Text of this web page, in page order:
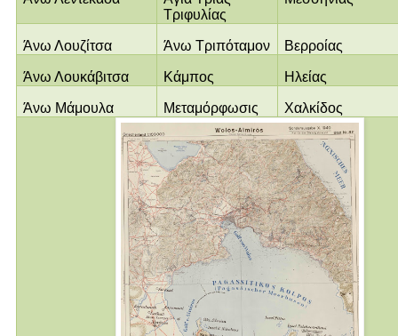
Τριφυλίας
Άνω Λουζίτσα Άνω Τριπόταμον Βερροίας
Άνω Λουκάβιτσα Κάμπος Ηλείας
Άνω Μάμουλα Μεταμόρφωσις Χαλκίδος